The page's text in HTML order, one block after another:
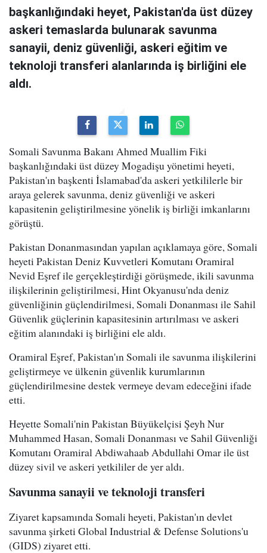
başkanlığındaki heyet, Pakistan'da üst düzey
askeri temaslarda bulunarak savunma
sanayii, deniz güvenliği, askeri eğitim ve
teknoloji transferi alanlarında iş birliğini ele
aldı.
Somali Savunma Bakanı Ahmed Muallim Fiki
başkanlığındaki üst düzey Mogadişu yönetimi heyeti,
Pakistan'ın başkenti İslamabad'da askeri yetkililerle bir
araya gelerek savunma, deniz güvenliği ve askeri
kapasitenin geliştirilmesine yönelik iş birliği imkanlarını
görüştü.
Pakistan Donanmasından yapılan açıklamaya göre, Somali
heyeti Pakistan Deniz Kuvvetleri Komutanı Oramiral
Nevid Eşref ile gerçekleştirdiği görüşmede, ikili savunma
ilişkilerinin geliştirilmesi, Hint Okyanusu'nda deniz
güvenliğinin güçlendirilmesi, Somali Donanması ile Sahil
Güvenlik güçlerinin kapasitesinin artırılması ve askeri
eğitim alanındaki iş birliğini ele aldı.
Oramiral Eşref, Pakistan'ın Somali ile savunma ilişkilerini
geliştirmeye ve ülkenin güvenlik kurumlarının
güçlendirilmesine destek vermeye devam edeceğini ifade
etti.
Heyette Somali'nin Pakistan Büyükelçisi Şeyh Nur
Muhammed Hasan, Somali Donanması ve Sahil Güvenliği
Komutanı Oramiral Abdiwahaab Abdullahi Omar ile üst
düzey sivil ve askeri yetkililer de yer aldı.
Savunma sanayii ve teknoloji transferi
Ziyaret kapsamında Somali heyeti, Pakistan'ın devlet
savunma şirketi Global Industrial & Defense Solutions'u
(GIDS) ziyaret etti.